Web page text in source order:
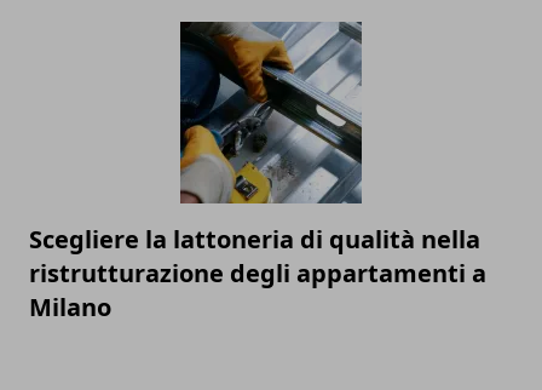
Scegliere la lattoneria di qualità nella
ristrutturazione degli appartamenti a
Milano